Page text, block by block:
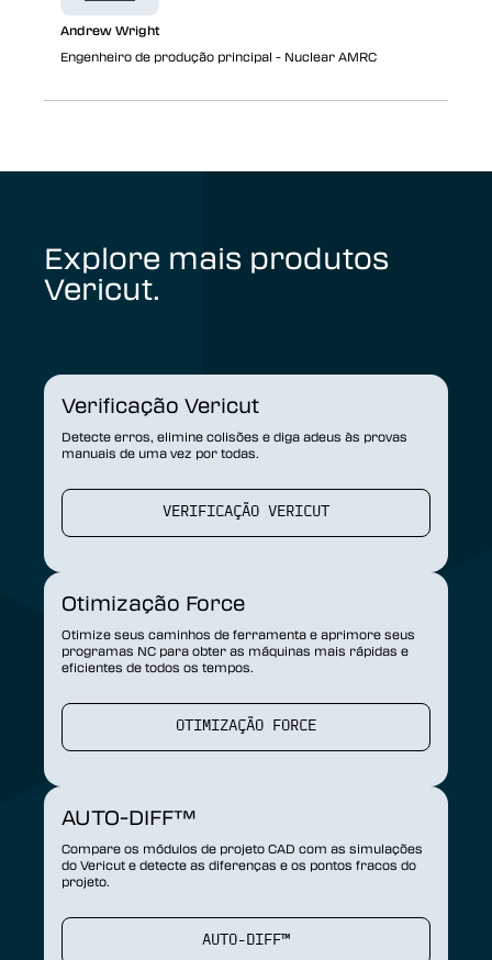
Andrew Wright
Engenheiro de produção principal - Nuclear AMRC
Explore mais produtos
Vericut.
Verificação Vericut
Detecte erros, elimine colisões e diga adeus às provas
manuais de uma vez por todas.
VERIFICAÇÃO VERICUT
Otimização Force
Otimize seus caminhos de ferramenta e aprimore seus
programas NC para obter as máquinas mais rápidas e
eficientes de todos os tempos.
OTIMIZAÇÃO FORCE
AUTO-DIFF™
Compare os módulos de projeto CAD com as simulações
do Vericut e detecte as diferenças e os pontos fracos do
projeto.
AUTO-DIFF™